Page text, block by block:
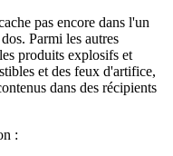
pas encore dans l'un
Parmi les autres
produits explosifs et
et des feux d'artifice,
dans des récipients
: